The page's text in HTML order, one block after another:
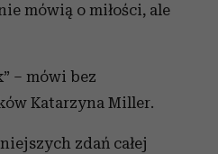
mówią o miłości, ale
– mówi bez
Katarzyna Miller.
zdań całej